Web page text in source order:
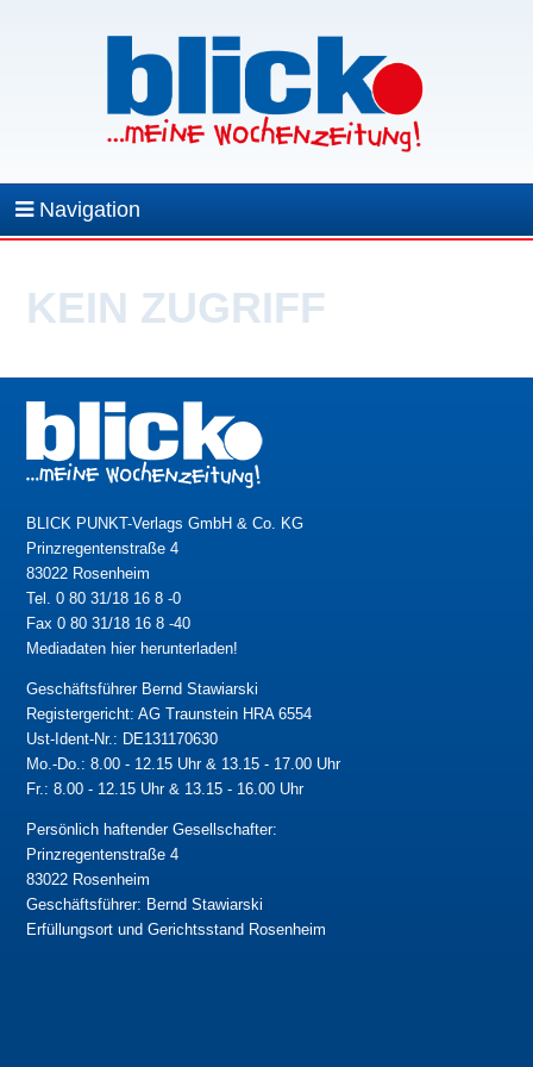
Navigation
KEIN ZUGRIFF
BLICK PUNKT-Verlags GmbH & Co. KG
Prinzregentenstraße 4
83022 Rosenheim
Tel. 0 80 31/18 16 8 -0
Fax 0 80 31/18 16 8 -40
Mediadaten hier herunterladen!
Geschäftsführer Bernd Stawiarski
Registergericht: AG Traunstein HRA 6554
Ust-Ident-Nr.: DE131170630
Mo.-Do.: 8.00 - 12.15 Uhr & 13.15 - 17.00 Uhr
Fr.: 8.00 - 12.15 Uhr & 13.15 - 16.00 Uhr
Persönlich haftender Gesellschafter:
Prinzregentenstraße 4
83022 Rosenheim
Geschäftsführer: Bernd Stawiarski
Erfüllungsort und Gerichtsstand Rosenheim